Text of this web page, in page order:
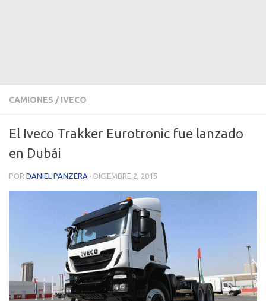
CAMIONES / IVECO
El Iveco Trakker Eurotronic fue lanzado
en Dubái
POR DANIEL PANZERA · DICIEMBRE 2, 2015